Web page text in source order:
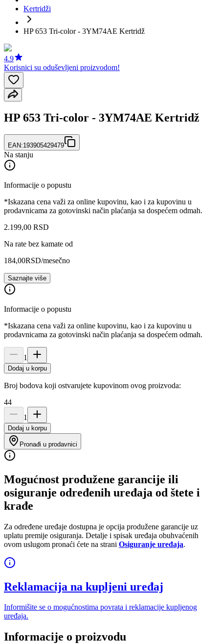
Kertridži
HP 653 Tri-color - 3YM74AE Kertridž
4.9
Korisnici su oduševljeni proizvodom!
HP 653 Tri-color - 3YM74AE Kertridž
EAN:193905429479
Na stanju
Informacije o popustu
*Iskazana cena važi za online kupovinu, kao i za kupovinu u
prodavnicama za gotovinski način plaćanja sa dospećem odmah.
2.199,00 RSD
Na rate bez kamate od
184,00RSD/mesečno
Saznajte više
Informacije o popustu
*Iskazana cena važi za online kupovinu, kao i za kupovinu u
prodavnicama za gotovinski način plaćanja sa dospećem odmah.
1
Dodaj u korpu
Broj bodova koji ostvarujete kupovinom ovog proizvoda:
44
1
Dodaj u korpu
Pronađi u prodavnici
Mogućnost produžene garancije ili
osiguranje određenih uređaja od štete i
krađe
Za određene uređaje dostupna je opcija produžene garancije uz
uplatu premije osiguranja. Detalje i spisak uređaja obuhvaćenih
ovom uslugom pronaći ćete na strani Osiguranje uređaja.
Reklamacija na kupljeni uređaj
Informišite se o mogućnostima povrata i reklamacije kupljenog
uređaja.
Informacije o proizvodu